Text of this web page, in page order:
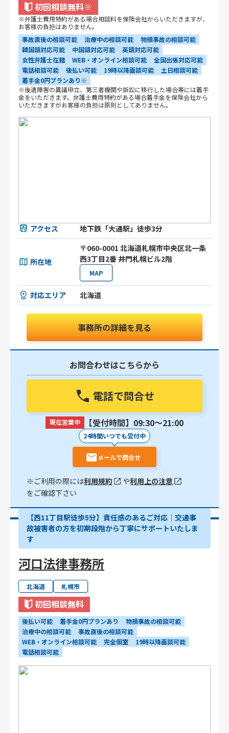
初回相談無料※
※弁護士費用特約がある場合相談料を保険会社からいただきますが、
お客様の負担はありません。
事故直後の相談可能
治療中の相談可能
物損事故の相談可能
韓国語対応可能
中国語対応可能
英語対応可能
女性弁護士在籍
WEB・オンライン相談可能
全国出張対応可能
電話相談可能
後払い可能 19時以降面談可能
土日相談可能
着手金0円プランあり※
※後遺障害の異議申立、第三者機関や訴訟に移行した場合等には着手
金をいただきます。弁護士費用特約がある場合着手金を保険会社から
いただきますがお客様の負担は原則としてありません。
アクセス 地下鉄「大通駅」徒歩3分
所在地
〒060-0001 北海道札幌市中央区北一条
西3丁目2番 井門札幌ビル2階
MAP
対応エリア 北海道
事務所の詳細を見る
お問合わせはこちらから
電話で問合せ
現在営業中 【受付時間】09:30〜21:00
24時間いつでも受付中
メールで問合せ
※ご利用の際には利用規約 や利用上の注意
をご確認下さい
【西11丁目駅徒歩5分】責任感のあるご対応｜交通事
故被害者の方を初期段階から丁寧にサポートいたしま
す
河口法律事務所
北海道 札幌市
初回相談無料
後払い可能 着手金0円プランあり
物損事故の相談可能
治療中の相談可能
事故直後の相談可能
WEB・オンライン相談可能
完全個室
19時以降面談可能
電話相談可能